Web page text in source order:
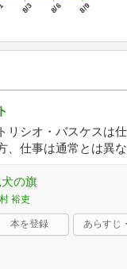
8/3 8/6 8/9
リシオ・バスケスは
、仕事は通常とは異
の旗
裕吏
本を登録 あらすじ